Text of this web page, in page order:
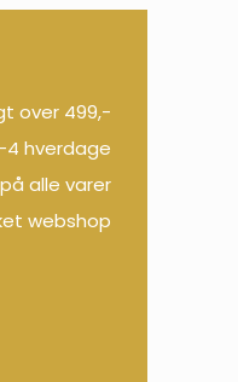
over 499,-
4 hverdage
alle varer
webshop